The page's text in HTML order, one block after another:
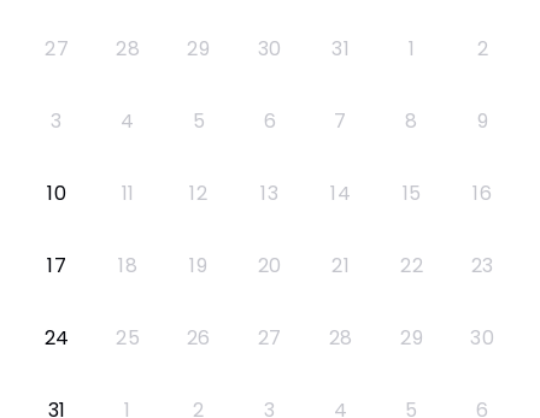
27 28 29 30 31 1 2
3 4 5 6 7 8 9
10 11 12 13 14 15 16
17 18 19 20 21 22 23
24 25 26 27 28 29 30
31 1 2 3 4 5 6